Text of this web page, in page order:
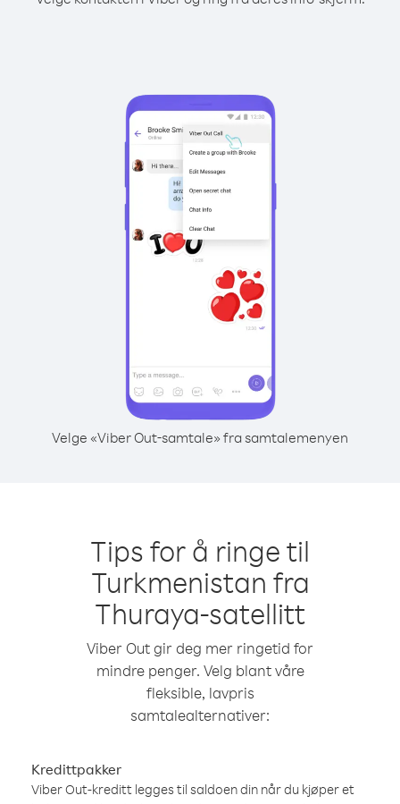
Velge «Viber Out-samtale» fra samtalemenyen
Tips for å ringe til
Turkmenistan fra
Thuraya-satellitt
Viber Out gir deg mer ringetid for
mindre penger. Velg blant våre
fleksible, lavpris
samtalealternativer:
Kredittpakker
Viber Out-kreditt legges til saldoen din når du kjøper et